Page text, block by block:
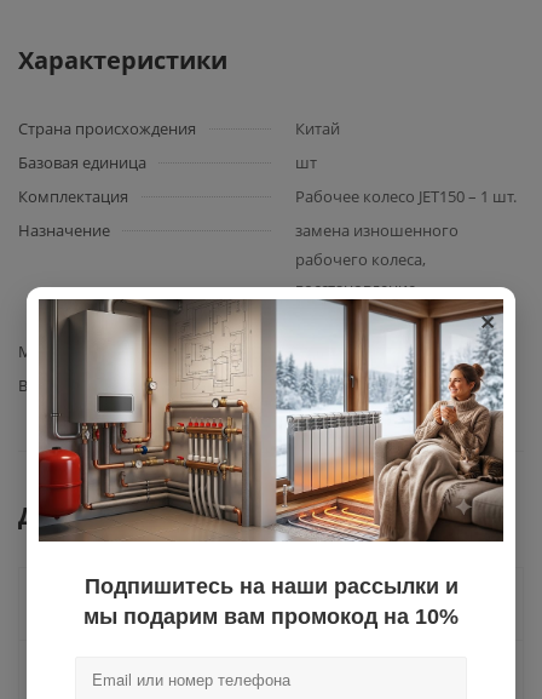
Характеристики
Страна происхождения
Китай
Базовая единица
шт
Комплектация
Рабочее колесо JET150 – 1 шт.
Назначение
замена изношенного
рабочего колеса,
восстановление
производительности насоса
Материал изготовления
Вид запчасти
рабочее колесо
Документы
Как купить
Оплата
×
Подпишитесь на наши рассылки и
мы подарим вам промокод на 10%